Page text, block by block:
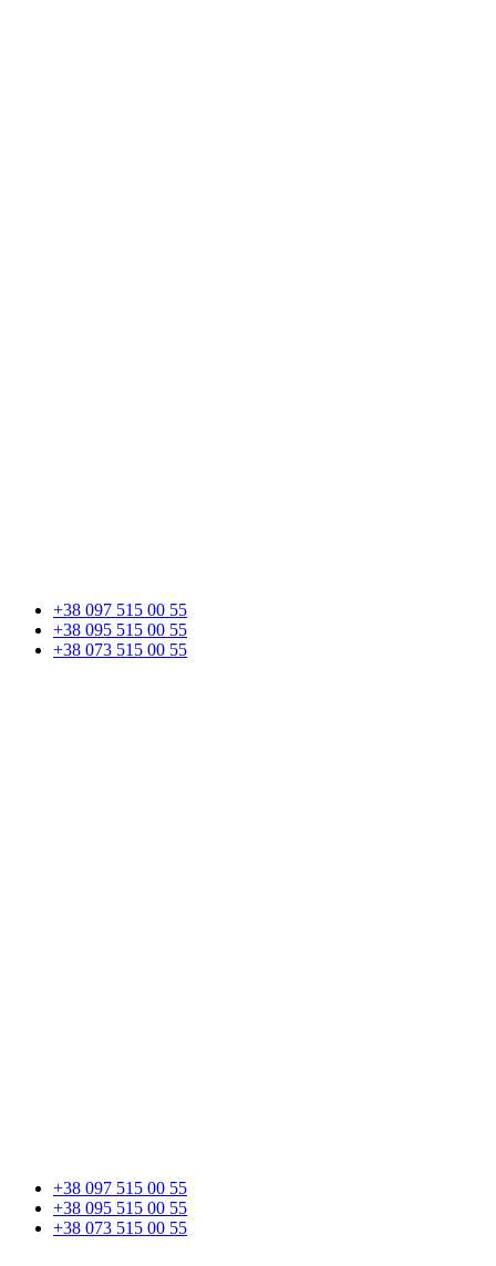
+38 097 515 00 55
+38 095 515 00 55
+38 073 515 00 55
+38 097 515 00 55
+38 095 515 00 55
+38 073 515 00 55